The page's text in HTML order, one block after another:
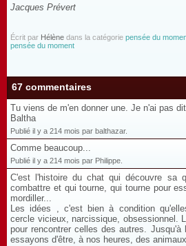
Jacques Prévert
Écrit par Hélène dans la catégorie pensée du
pensée du moment
67 commentaires
Tu viens de m'en donner une. Je n'ai pas
Baltha
Publié il y a 214 mois par balthazar.
Comme beaucoup...
Publié il y a 214 mois par Philippe.
C'est l'histoire du chat qui découvre sa
combattre et qui tourne, qui tourne pour
mordiller...
Les idées , c'est bien à condition
cercle vicieux, narcissique, obsessionnel.
pour rencontrer celles des autres. Jusqu'à
essayons d'être, à nos heures, des